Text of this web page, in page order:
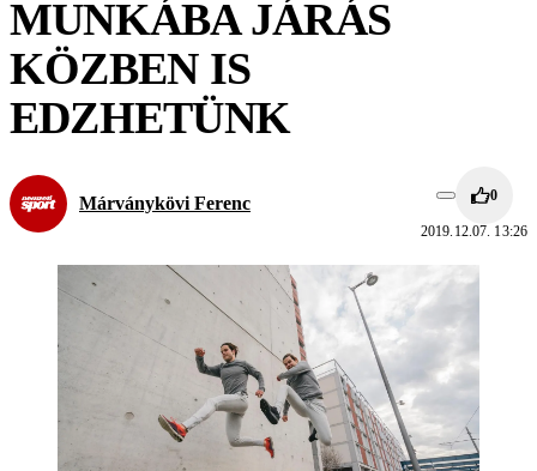
MUNKÁBA JÁRÁS
KÖZBEN IS
EDZHETÜNK
Márványkövi Ferenc 0
2019.12.07. 13:26